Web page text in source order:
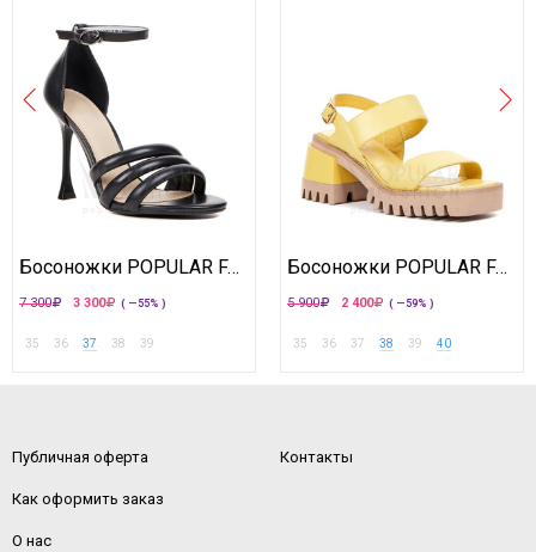
Босоножки POPULAR FASHION
7 300 3 300 ( —55% )
35 36 37 38 39
Босоножки POPULAR FASHION
5 900 2 400 ( —59% )
35 36 37 38 39 40
Публичная оферта
Как оформить заказ
О нас
Контакты